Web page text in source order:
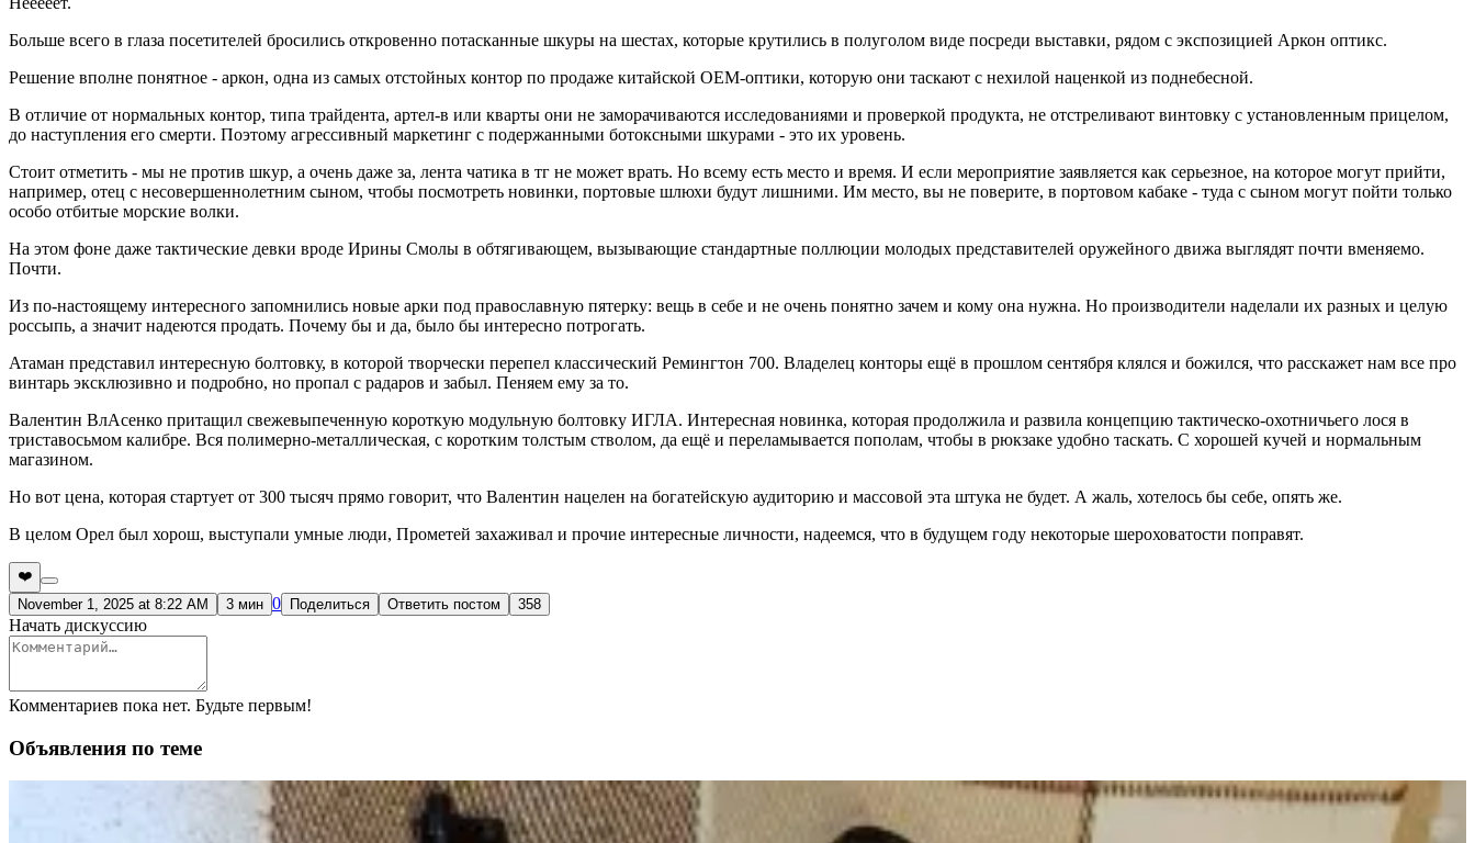
Больше всего в глаза посетителей бросились откровенно потасканные шкуры на шестах, которые крутились в полуголом виде посреди выставки, рядом с экспозицией Аркон оптикс.
Решение вполне понятное - аркон, одна из самых отстойных контор по продаже китайской ОЕМ-оптики, которую они таскают с нехилой наценкой из поднебесной.
В отличие от нормальных контор, типа трайдента, артел-в или кварты они не заморачиваются исследованиями и проверкой продукта, не отстреливают винтовку с установленным прицелом,
до наступления его смерти. Поэтому агрессивный маркетинг с подержанными ботоксными шкурами - это их уровень.
Стоит отметить - мы не против шкур, а очень даже за, лента чатика в тг не может врать. Но всему есть место и время. И если мероприятие заявляется как серьезное, на которое могут прийти,
например, отец с несовершеннолетним сыном, чтобы посмотреть новинки, портовые шлюхи будут лишними. Им место, вы не поверите, в портовом кабаке - туда с сыном могут пойти только
особо отбитые морские волки.
На этом фоне даже тактические девки вроде Ирины Смолы в обтягивающем, вызывающие стандартные поллюции молодых представителей оружейного движа выглядят почти вменяемо.
Почти.
Из по-настоящему интересного запомнились новые арки под православную пятерку: вещь в себе и не очень понятно зачем и кому она нужна. Но производители наделали их разных и целую
россыпь, а значит надеются продать. Почему бы и да, было бы интересно потрогать.
Атаман представил интересную болтовку, в которой творчески перепел классический Ремингтон 700. Владелец конторы ещё в прошлом сентября клялся и божился, что расскажет нам все про
винтарь эксклюзивно и подробно, но пропал с радаров и забыл. Пеняем ему за то.
Валентин ВлАсенко притащил свежевыпеченную короткую модульную болтовку ИГЛА. Интересная новинка, которая продолжила и развила концепцию тактическо-охотничьего лося в
триставосьмом калибре. Вся полимерно-металлическая, с коротким толстым стволом, да ещё и переламывается пополам, чтобы в рюкзаке удобно таскать. С хорошей кучей и нормальным
магазином.
Но вот цена, которая стартует от 300 тысяч прямо говорит, что Валентин нацелен на богатейскую аудиторию и массовой эта штука не будет. А жаль, хотелось бы себе, опять же.
В целом Орел был хорош, выступали умные люди, Прометей захаживал и прочие интересные личности, надеемся, что в будущем году некоторые шероховатости поправят.
❤️
November 1, 2025 at 8:22 AM
3 мин 0 Поделиться Ответить постом 358
Начать дискуссию
Комментариев пока нет. Будьте первым!
Объявления по теме